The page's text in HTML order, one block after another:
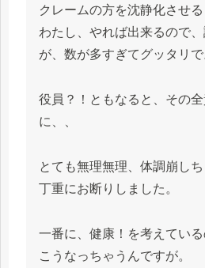
クレームの方を沈静化させる
わたし、やれば出来るので
が、数が多すぎてグッタリで
役員？！ともなると、その
に、、
とても無理無理、体調崩しち
丁重にお断りしました。
一番に、健康！を考えている
こうなっちゃうんですが。